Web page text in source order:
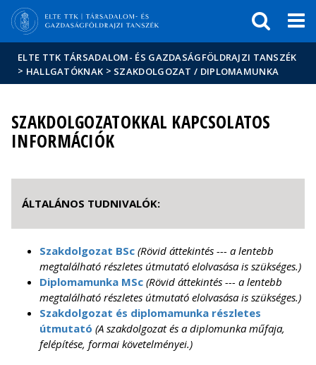
Hírek
Események
ELTE a
sajtóban
ELTE TTK TÁRSADALOM- ÉS GAZDASÁGFÖLDRAJZI TANSZÉK
> HALLGATÓKNAK > SZAKDOLGOZAT / DIPLOMAMUNKA
SZAKDOLGOZATOKKAL KAPCSOLATOS
INFORMÁCIÓK
ÁLTALÁNOS TUDNIVALÓK:
Szakdolgozat BSc (Rövid áttekintés --- a lentebb
megtalálható részletes útmutató elolvasása is szükséges.)
Diplomamunka MSc (Rövid áttekintés --- a lentebb
megtalálható részletes útmutató elolvasása is szükséges.)
Szakdolgozat és diplomamunka részletes
útmutató (A szakdolgozat és a diplomunka műfaja,
felépítése, formai követelményei.)